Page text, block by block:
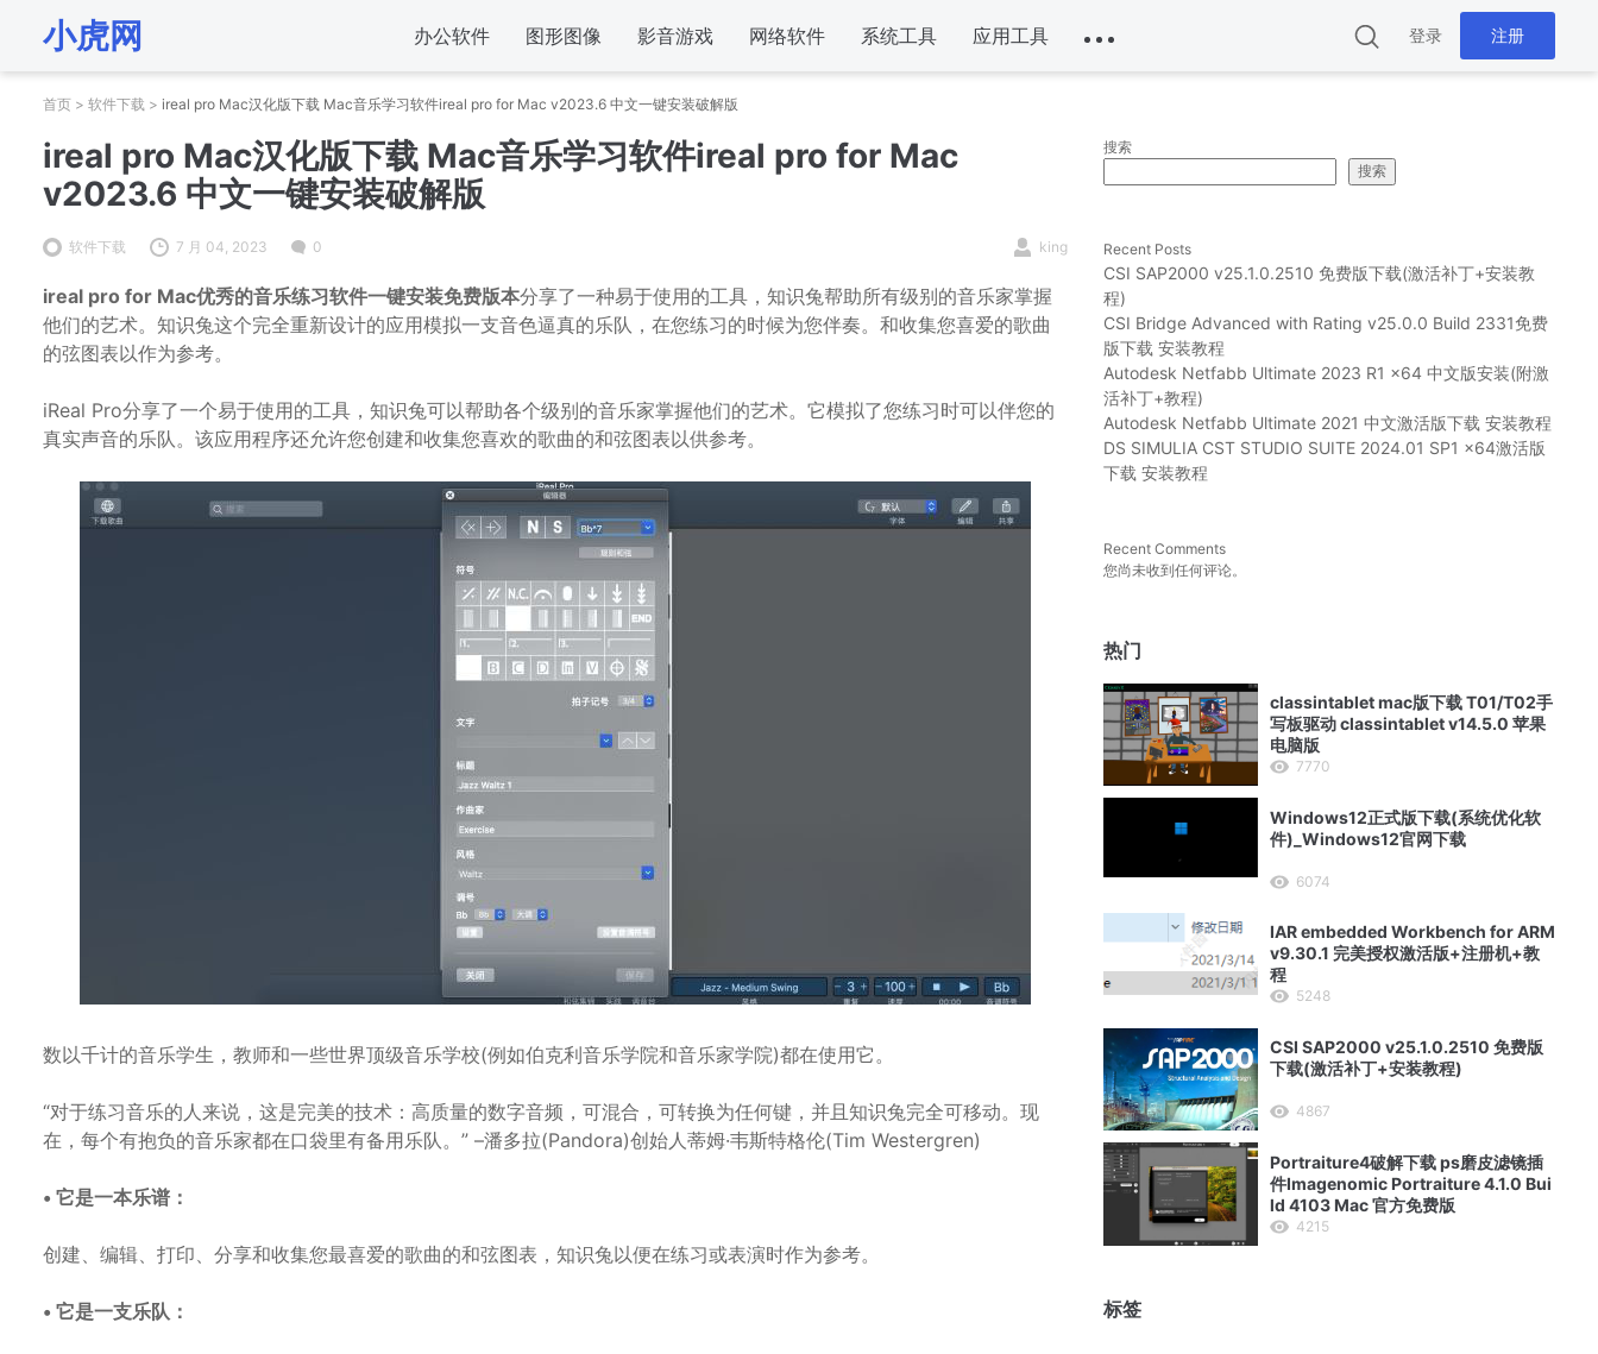
小虎网 办公软件 图形图像 影音游戏 网络软件 系统工具 应用工具 登录 注册
首页 > 软件下载 > ireal pro Mac汉化版下载 Mac音乐学习软件ireal pro for Mac v2023.6 中文一键安装破解版
ireal pro Mac汉化版下载 Mac音乐学习软件ireal pro for Mac
v2023.6 中文一键安装破解版
软件下载 7 月 04, 2023 0 king
ireal pro for Mac优秀的音乐练习软件一键安装免费版本分享了一种易于使用的工具，知识兔帮助所有级别的音乐家掌握
他们的艺术。知识兔这个完全重新设计的应用模拟一支音色逼真的乐队，在您练习的时候为您伴奏。和收集您喜爱的歌曲
的弦图表以作为参考。
iReal Pro分享了一个易于使用的工具，知识兔可以帮助各个级别的音乐家掌握他们的艺术。它模拟了您练习时可以伴您的
真实声音的乐队。该应用程序还允许您创建和收集您喜欢的歌曲的和弦图表以供参考。
数以千计的音乐学生，教师和一些世界顶级音乐学校(例如伯克利音乐学院和音乐家学院)都在使用它。
“对于练习音乐的人来说，这是完美的技术：高质量的数字音频，可混合，可转换为任何键，并且知识兔完全可移动。现
在，每个有抱负的音乐家都在口袋里有备用乐队。” –潘多拉(Pandora)创始人蒂姆·韦斯特格伦(Tim Westergren)
• 它是一本乐谱：
创建、编辑、打印、分享和收集您最喜爱的歌曲的和弦图表，知识兔以便在练习或表演时作为参考。
• 它是一支乐队：
搜索
搜索
Recent Posts
CSI SAP2000 v25.1.0.2510 免费版下载(激活补丁+安装教
程)
CSI Bridge Advanced with Rating v25.0.0 Build 2331免费
版下载 安装教程
Autodesk Netfabb Ultimate 2023 R1 x64 中文版安装(附激
活补丁+教程)
Autodesk Netfabb Ultimate 2021 中文激活版下载 安装教程
DS SIMULIA CST STUDIO SUITE 2024.01 SP1 x64激活版
下载 安装教程
Recent Comments
您尚未收到任何评论。
热门
classintablet mac版下载 T01/T02手
写板驱动 classintablet v14.5.0 苹果
电脑版
7770
Windows12正式版下载(系统优化软
件)_Windows12官网下载
6074
IAR embedded Workbench for ARM
v9.30.1 完美授权激活版+注册机+教
程
5248
CSI SAP2000 v25.1.0.2510 免费版
下载(激活补丁+安装教程)
4867
Portraiture4破解下载 ps磨皮滤镜插
件Imagenomic Portraiture 4.1.0 Bui
ld 4103 Mac 官方免费版
4215
标签